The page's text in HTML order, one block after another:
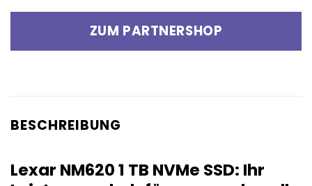
ZUM PARTNERSHOP
BESCHREIBUNG
Lexar NM620 1 TB NVMe SSD: Ihr